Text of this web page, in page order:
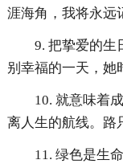
涯海角，我将永远
9. 把挚爱的生
别幸福的一天，她
10. 就意味着
离人生的航线。路
11. 绿色是生